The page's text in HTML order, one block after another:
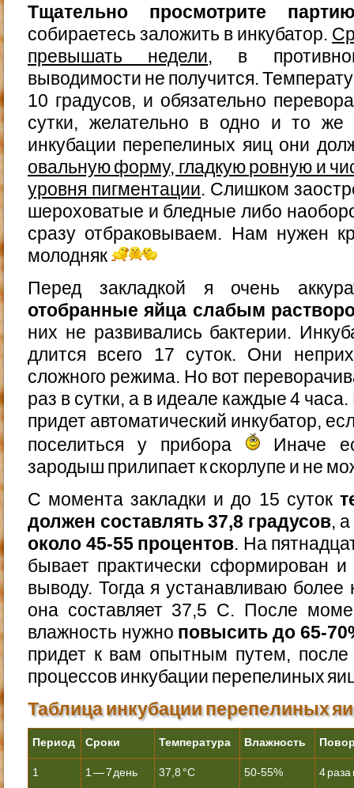
Тщательно просмотрите
собираетесь заложить в инкубатор.
превышать недели, в
выводимости не получится.
10 градусов, и обязательно
сутки, желательно в одно и то
инкубации перепелиных яиц они
овальную форму, гладкую ровную и
уровня пигментации. Слишком
шероховатые и бледные либо
сразу отбраковываем. Нам нужен
молодняк
Перед закладкой я очень
отобранные яйца слабым
них не развивались бактерии.
длится всего 17 суток. Они
сложного режима. Но вот
раз в сутки, а в идеале каждые 4
придет автоматический инкубатор,
поселиться у прибора
Иначе
зародыш прилипает к скорлупе и не
С момента закладки и до 15 суток
должен составлять 37,8 градусов,
около 45-55 процентов. На
бывает практически сформирован и
выводу. Тогда я устанавливаю
она составляет 37,5 C. После
влажность нужно повысить до 65-
придет к вам опытным путем, после
процессов инкубации перепелиных
Таблица инкубации перепелиных
Период Сроки Температура Влажность
1 1 — 7 день 37,8 °С 50-55% 4 раза